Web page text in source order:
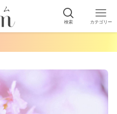
検索 カテゴリー